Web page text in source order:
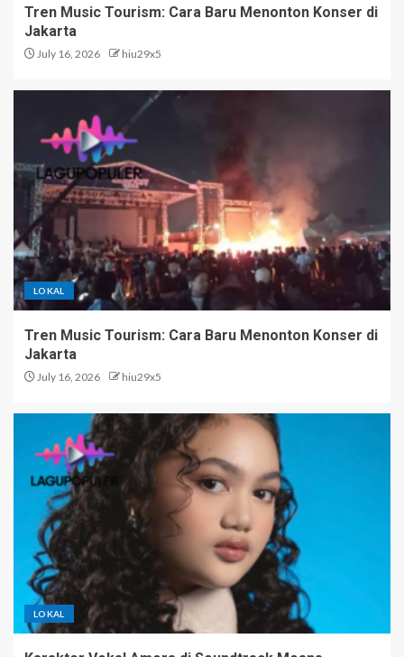
Tren Music Tourism: Cara Baru Menonton Konser di
Jakarta
July 16, 2026 hiu29x5
LOKAL
Tren Music Tourism: Cara Baru Menonton Konser di
Jakarta
July 16, 2026 hiu29x5
LOKAL